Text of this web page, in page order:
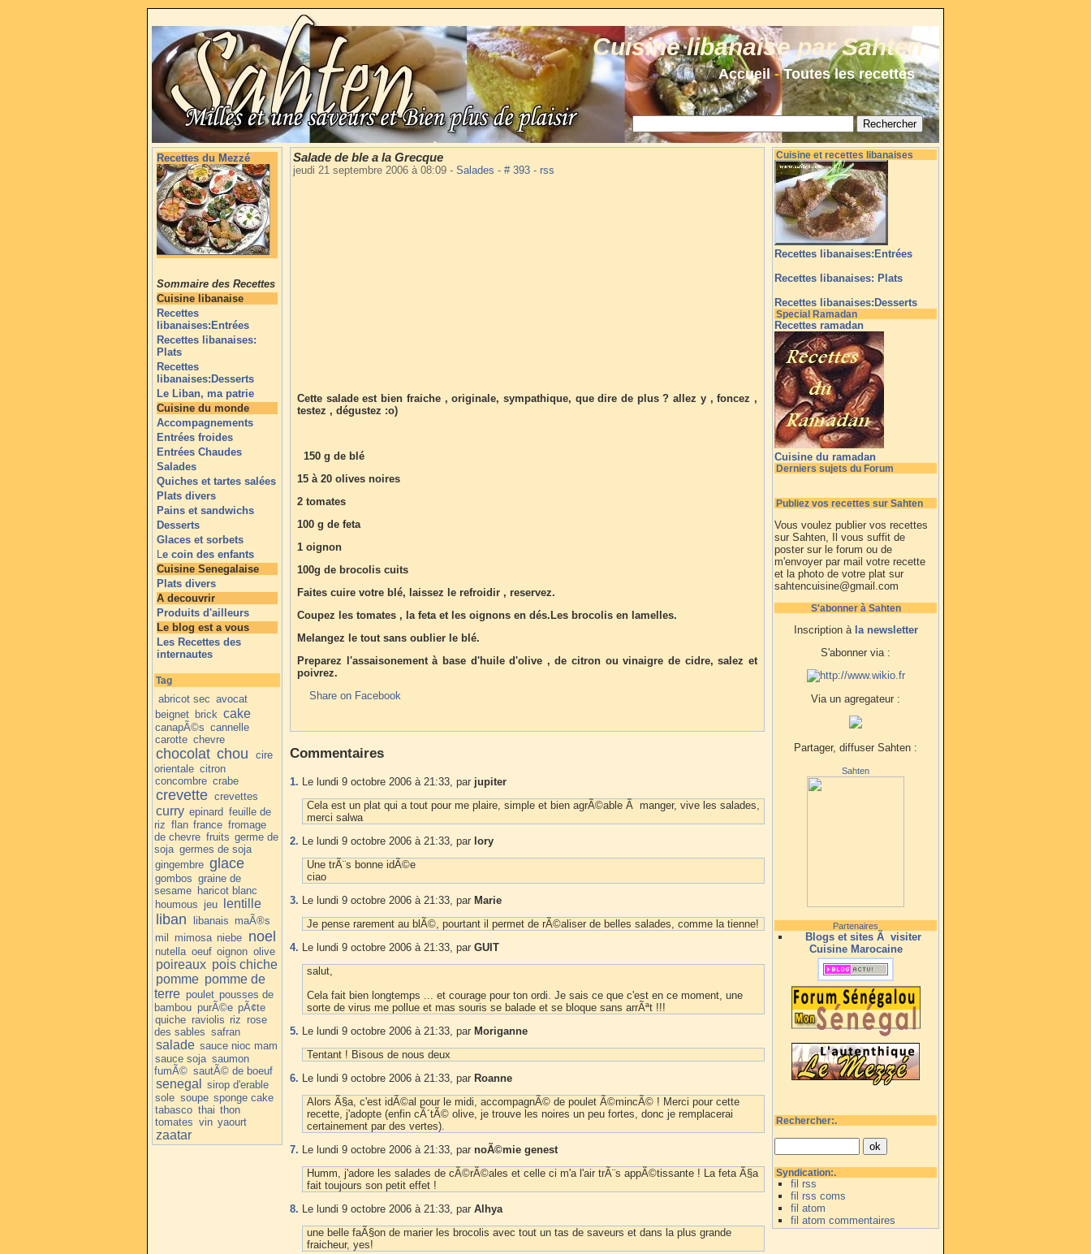
Cuisine libanaise par Sahten
Accueil-Toutes les recettes
Recettes du Mezzé
Sommaire des Recettes
Cuisine libanaise
Recettes
libanaises:Entrées
Recettes libanaises:
Plats
Recettes
libanaises:Desserts
Le Liban, ma patrie
Cuisine du monde
Accompagnements
Entrées froides
Entrées Chaudes
Salades
Quiches et tartes salées
Plats divers
Pains et sandwichs
Desserts
Glaces et sorbets
Le coin des enfants
Cuisine Senegalaise
Plats divers
A decouvrir
Produits d'ailleurs
Le blog est a vous
Les Recettes des
internautes
Tag
abricot sec avocat
beignet brick cake
canapÃ©s cannelle
carotte chevre
chocolat chou
cire
orientale citron
concombre crabe
crevette crevettes
curry epinard feuille de
riz flan france fromage
de chevre fruits germe de
soja germes de soja
gingembre glace
gombos graine de
sesame haricot blanc
houmous jeu lentille
liban libanais maÃ®s
mil mimosa niebe noel
nutella oeuf oignon olive
poireaux pois chiche
pomme pomme de
terre poulet pousses de
bambou purÃ©e pÃ¢te
quiche raviolis riz rose
des sables safran
salade sauce nioc mam
sauce soja saumon
fumÃ© sautÃ© de boeuf
senegal
sirop d'erable
sole soupe sponge cake
tabasco thai thon
tomates vin yaourt
zaatar
Salade de ble a la Grecque
jeudi 21 septembre 2006 à 08:09 - Salades - # 393 - rss
Cette salade est bien fraiche , originale, sympathique, que dire de plus ? allez y , foncez ,
testez , dégustez :o)
150 g de blé
15 à 20 olives noires
2 tomates
100 g de feta
1 oignon
100g de brocolis cuits
Faites cuire votre blé, laissez le refroidir , reservez.
Coupez les tomates , la feta et les oignons en dés.Les brocolis en lamelles.
Melangez le tout sans oublier le blé.
Preparez l'assaisonement à base d'huile d'olive , de citron ou vinaigre de cidre, salez et
poivrez.
Share on Facebook
Commentaires
1. Le lundi 9 octobre 2006 à 21:33, par jupiter
Cela est un plat qui a tout pour me plaire, simple et bien agrÃ©able Ã manger, vive les salades,
merci salwa
2. Le lundi 9 octobre 2006 à 21:33, par lory
Une trÃ¨s bonne idÃ©e
ciao
3. Le lundi 9 octobre 2006 à 21:33, par Marie
Je pense rarement au blÃ©, pourtant il permet de rÃ©aliser de belles salades, comme la tienne!
4. Le lundi 9 octobre 2006 à 21:33, par GUIT
salut,
Cela fait bien longtemps ... et courage pour ton ordi. Je sais ce que c'est en ce moment, une
sorte de virus me pollue et mas souris se balade et se bloque sans arrÃªt !!!
5. Le lundi 9 octobre 2006 à 21:33, par Moriganne
Tentant ! Bisous de nous deux
6. Le lundi 9 octobre 2006 à 21:33, par Roanne
Alors Ã§a, c'est idÃ©al pour le midi, accompagnÃ© de poulet Ã©mincÃ© ! Merci pour cette
recette, j'adopte (enfin cÃ´tÃ© olive, je trouve les noires un peu fortes, donc je remplacerai
certainement par des vertes).
7. Le lundi 9 octobre 2006 à 21:33, par noÃ©mie genest
Humm, j'adore les salades de cÃ©rÃ©ales et celle ci m'a l'air trÃ¨s appÃ©tissante ! La feta Ã§a
fait toujours son petit effet !
8. Le lundi 9 octobre 2006 à 21:33, par Alhya
une belle faÃ§on de marier les brocolis avec tout un tas de saveurs et dans la plus grande
fraicheur, yes!
Cuisine et recettes libanaises
Recettes libanaises:Entrées
Recettes libanaises: Plats
Recettes libanaises:Desserts
Special Ramadan
Recettes ramadan
Cuisine du ramadan
Derniers sujets du Forum
Publiez vos recettes sur Sahten
Vous voulez publier vos recettes
sur Sahten, Il vous suffit de
poster sur le forum ou de
m'envoyer par mail votre recette
et la photo de votre plat sur
sahtencuisine@gmail.com
S'abonner à Sahten
Inscription à la newsletter
S'abonner via :
Via un agregateur :
Partager, diffuser Sahten :
Sahten
Partenaires
Blogs et sites Ã visiter
Cuisine Marocaine
Rechercher:.
Syndication:.
fil rss
fil rss coms
fil atom
fil atom commentaires